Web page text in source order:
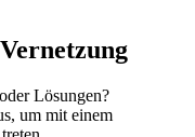
Lösungen?
um mit einem